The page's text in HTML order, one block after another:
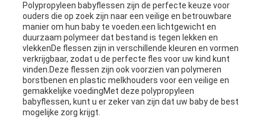
Polypropyleen babyflessen zijn de perfecte keuze voor
ouders die op zoek zijn naar een veilige en betrouwbare
manier om hun baby te voeden.een lichtgewicht en
duurzaam polymeer dat bestand is tegen lekken en
vlekkenDe flessen zijn in verschillende kleuren en vormen
verkrijgbaar, zodat u de perfecte fles voor uw kind kunt
vinden.Deze flessen zijn ook voorzien van polymeren
borstbenen en plastic melkhouders voor een veilige en
gemakkelijke voedingMet deze polypropyleen
babyflessen, kunt u er zeker van zijn dat uw baby de best
mogelijke zorg krijgt.